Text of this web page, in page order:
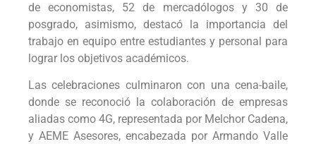
de economistas, 52 de mercadólogos y 30 de
posgrado, asimismo, destacó la importancia del
trabajo en equipo entre estudiantes y personal para
lograr los objetivos académicos.
Las celebraciones culminaron con una cena-baile,
donde se reconoció la colaboración de empresas
aliadas como 4G, representada por Melchor Cadena,
y AEME Asesores, encabezada por Armando Valle